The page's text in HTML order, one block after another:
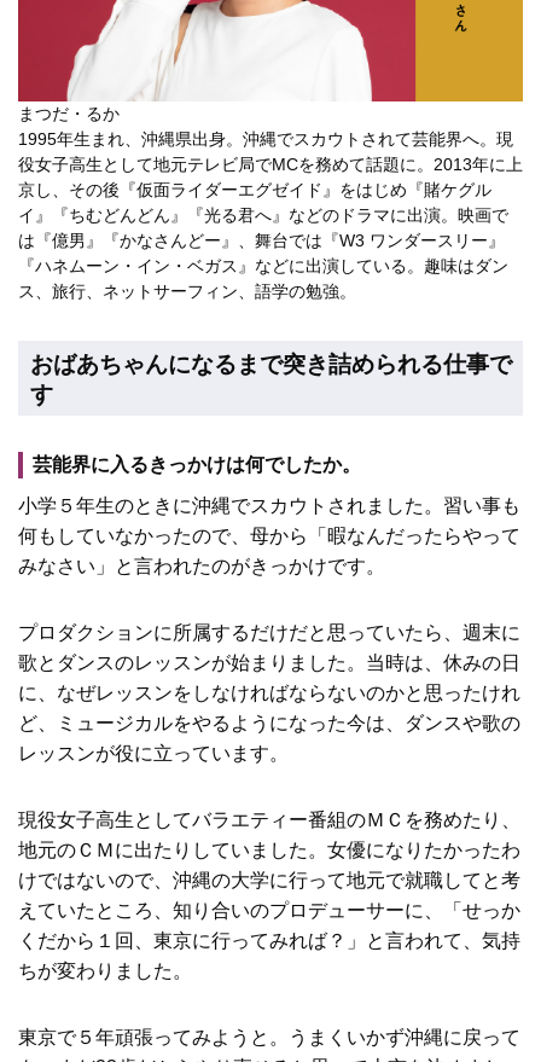
まつだ・るか
1995年生まれ、沖縄県出身。沖縄でスカウトされて芸能界へ。現
役女子高生として地元テレビ局でMCを務めて話題に。2013年に上
京し、その後『仮面ライダーエグゼイド』をはじめ『賭ケグル
イ』『ちむどんどん』『光る君へ』などのドラマに出演。映画で
は『億男』『かなさんどー』、舞台では『W3 ワンダースリー』
『ハネムーン・イン・ベガス』などに出演している。趣味はダン
ス、旅行、ネットサーフィン、語学の勉強。
おばあちゃんになるまで突き詰められる仕事で
す
芸能界に入るきっかけは何でしたか。
小学５年生のときに沖縄でスカウトされました。習い事も
何もしていなかったので、母から「暇なんだったらやって
みなさい」と言われたのがきっかけです。
プロダクションに所属するだけだと思っていたら、週末に
歌とダンスのレッスンが始まりました。当時は、休みの日
に、なぜレッスンをしなければならないのかと思ったけれ
ど、ミュージカルをやるようになった今は、ダンスや歌の
レッスンが役に立っています。
現役女子高生としてバラエティー番組のＭＣを務めたり、
地元のＣＭに出たりしていました。女優になりたかったわ
けではないので、沖縄の大学に行って地元で就職してと考
えていたところ、知り合いのプロデューサーに、「せっか
くだから１回、東京に行ってみれば？」と言われて、気持
ちが変わりました。
東京で５年頑張ってみようと。うまくいかず沖縄に戻って